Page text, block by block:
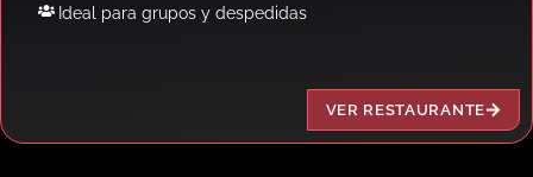
Ideal para grupos y despedidas
VER RESTAURANTE